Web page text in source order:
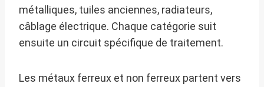
métalliques, tuiles anciennes, radiateurs,
câblage électrique. Chaque catégorie suit
ensuite un circuit spécifique de traitement.
Les métaux ferreux et non ferreux partent vers